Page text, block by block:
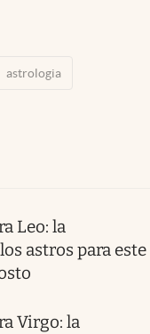
astrologia
Leo: la
astros para este
Virgo: la